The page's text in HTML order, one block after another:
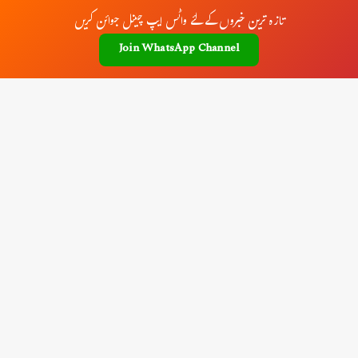
تازہ ترین خبروں کے لئے واٹس ایپ چینل جوائن کریں
Join WhatsApp Channel